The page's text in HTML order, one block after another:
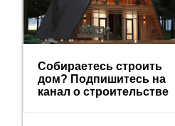
Собираетесь строить
дом? Подпишитесь на
канал о строительстве